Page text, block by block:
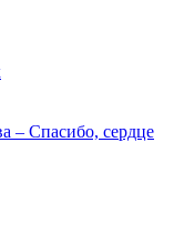
– Спасибо, сердце